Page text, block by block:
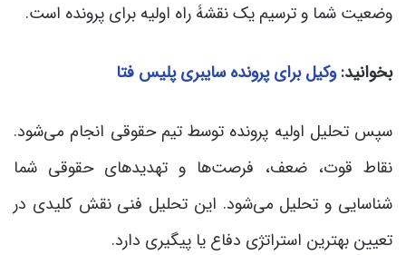
وضعیت شما و ترسیم یک نقشۀ راه اولیه برای پرونده است.
بخوانید:وکیل برای پرونده سایبری پلیس فتا
سپس تحلیل اولیه پرونده توسط تیم حقوقی انجام می‌شود.
نقاط قوت، ضعف، فرصت‌ها و تهدیدهای حقوقی شما
شناسایی و تحلیل می‌شود. این تحلیل فنی نقش کلیدی در
تعیین بهترین استراتژی دفاع یا پیگیری دارد.